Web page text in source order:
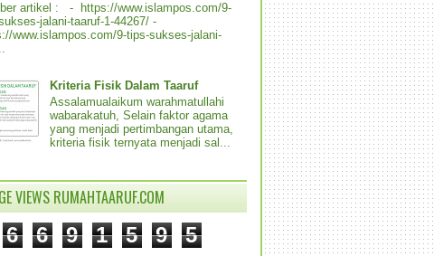
artikel : - https://www.islampos.com/9-
jalani-taaruf-1-44267/ -
www.islampos.com/9-tips-sukses-jalani-
Kriteria Fisik Dalam Taaruf
Assalamualaikum warahmatullahi
wabarakatuh, Selain faktor agama
yang menjadi pertimbangan utama,
kriteria fisik ternyata menjadi sal...
VIEWS RUMAHTAARUF.COM
6 6 9 1 5 9 5